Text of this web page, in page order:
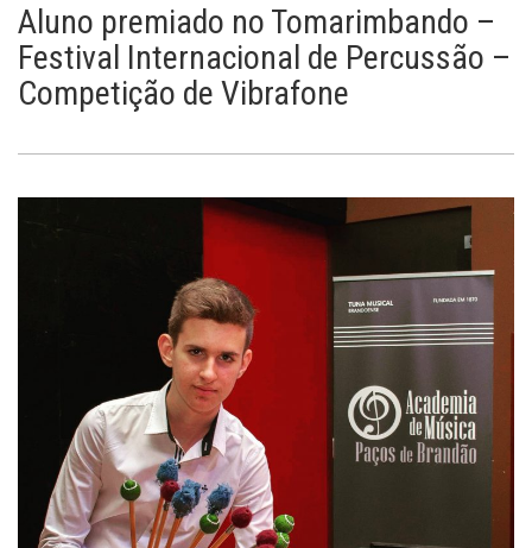
Aluno premiado no Tomarimbando –
Festival Internacional de Percussão –
Competição de Vibrafone